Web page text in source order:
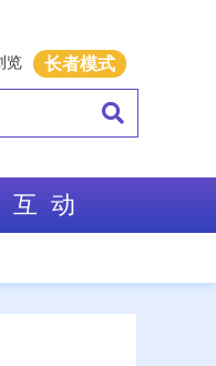
览 长者模式
互 动